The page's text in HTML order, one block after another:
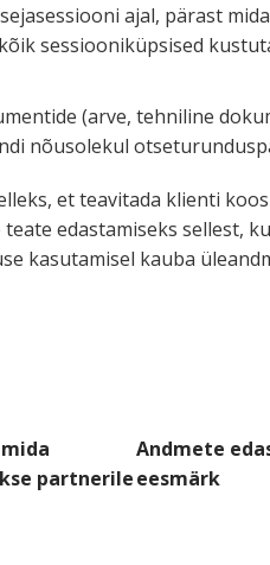
ajal, pärast
sessioo­ni­küp­sised
(arve, tehniline
nõusolekul
et teavitada klienti
edasta­miseks sellest,
kasuta­misel kauba
partnerile
Andmete
eesmärk